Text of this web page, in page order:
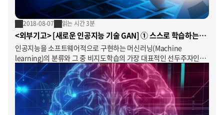
2018-08-07 읽는 시간 3분
<외부기고> [새로운 인공지능 기술 GAN] ① 스스로 학습하는
인공지능
인공지능을 소프트웨어적으로 구현하는 머신러닝(Machine
learning)의 분류와 그 중 비지도학습의 가장 대표적인 선두주자인
Generative adversarial network (GAN)에 대해 살펴보도록
하겠습니다.